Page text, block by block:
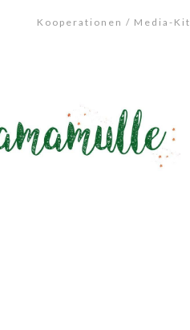
Kooperationen / Media-Kit